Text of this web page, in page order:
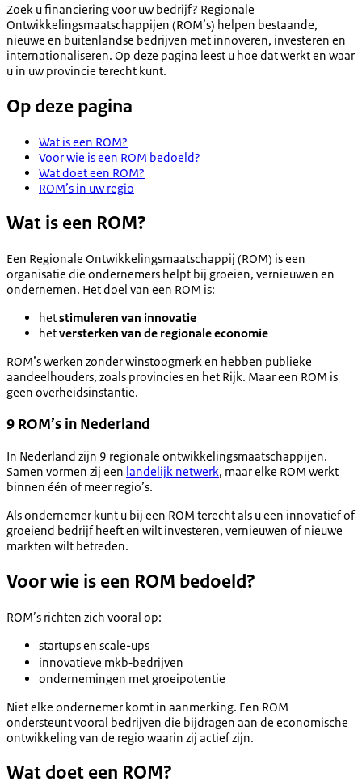
Zoek u financiering voor uw bedrijf? Regionale
Ontwikkelingsmaatschappijen (ROM’s) helpen bestaande,
nieuwe en buitenlandse bedrijven met innoveren, investeren en
internationaliseren. Op deze pagina leest u hoe dat werkt en waar
u in uw provincie terecht kunt.
Op deze pagina
Wat is een ROM?
Voor wie is een ROM bedoeld?
Wat doet een ROM?
ROM’s in uw regio
Wat is een ROM?
Een Regionale Ontwikkelingsmaatschappij (ROM) is een
organisatie die ondernemers helpt bij groeien, vernieuwen en
ondernemen. Het doel van een ROM is:
hetstimuleren van innovatie
hetversterken van de regionale economie
ROM’s werken zonder winstoogmerk en hebben publieke
aandeelhouders, zoals provincies en het Rijk. Maar een ROM is
geen overheidsinstantie.
9 ROM’s in Nederland
In Nederland zijn 9 regionale ontwikkelingsmaatschappijen.
Samen vormen zij een landelijk netwerk, maar elke ROM werkt
binnen één of meer regio’s.
Als ondernemer kunt u bij een ROM terecht als u een innovatief of
groeiend bedrijf heeft en wilt investeren, vernieuwen of nieuwe
markten wilt betreden.
Voor wie is een ROM bedoeld?
ROM’s richten zich vooral op:
startups en scale-ups
innovatieve mkb‑bedrijven
ondernemingen met groeipotentie
Niet elke ondernemer komt in aanmerking. Een ROM
ondersteunt vooral bedrijven die bijdragen aan de economische
ontwikkeling van de regio waarin zij actief zijn.
Wat doet een ROM?